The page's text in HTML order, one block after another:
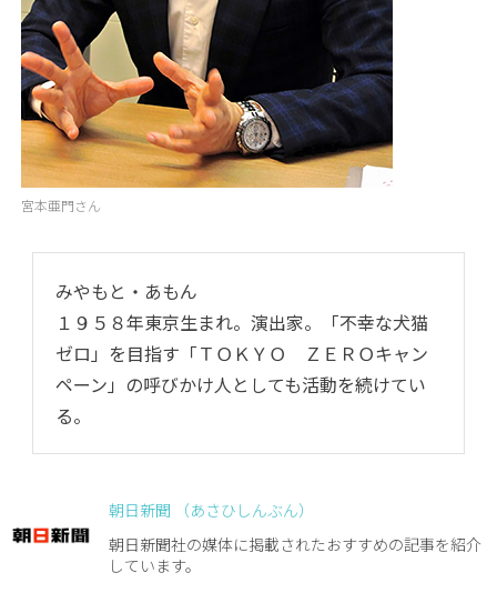
宮本亜門さん
みやもと・あもん
１９５８年東京生まれ。演出家。「不幸な犬猫
ゼロ」を目指す「ＴＯＫＹＯ ＺＥＲＯキャン
ペーン」の呼びかけ人としても活動を続けてい
る。
朝日新聞 （あさひしんぶん）
朝日新聞社の媒体に掲載されたおすすめの記事を紹介
しています。